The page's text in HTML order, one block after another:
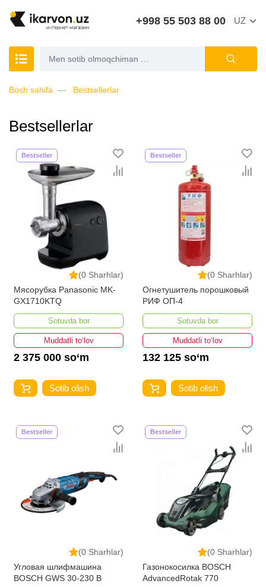
+998 55 503 88 00 UZ
Bosh sahifa Bestsellerlar
Bestsellerlar
(0 Sharhlar)
Bestseller
Мясорубка Panasonic MK-
GX1710KTQ
Sotuvda bor
Muddatli to‘lov
2 375 000 so‘m
Sotib olish
(0 Sharhlar)
Bestseller
Огнетушитель порошковый
РИФ ОП-4
Sotuvda bor
Muddatli to‘lov
132 125 so‘m
Sotib olish
(0 Sharhlar)
Bestseller
Угловая шлифмашина
BOSCH GWS 30-230 B
(0 Sharhlar)
Bestseller
Газонокосилка BOSCH
AdvancedRotak 770